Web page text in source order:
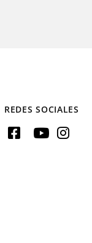
REDES SOCIALES